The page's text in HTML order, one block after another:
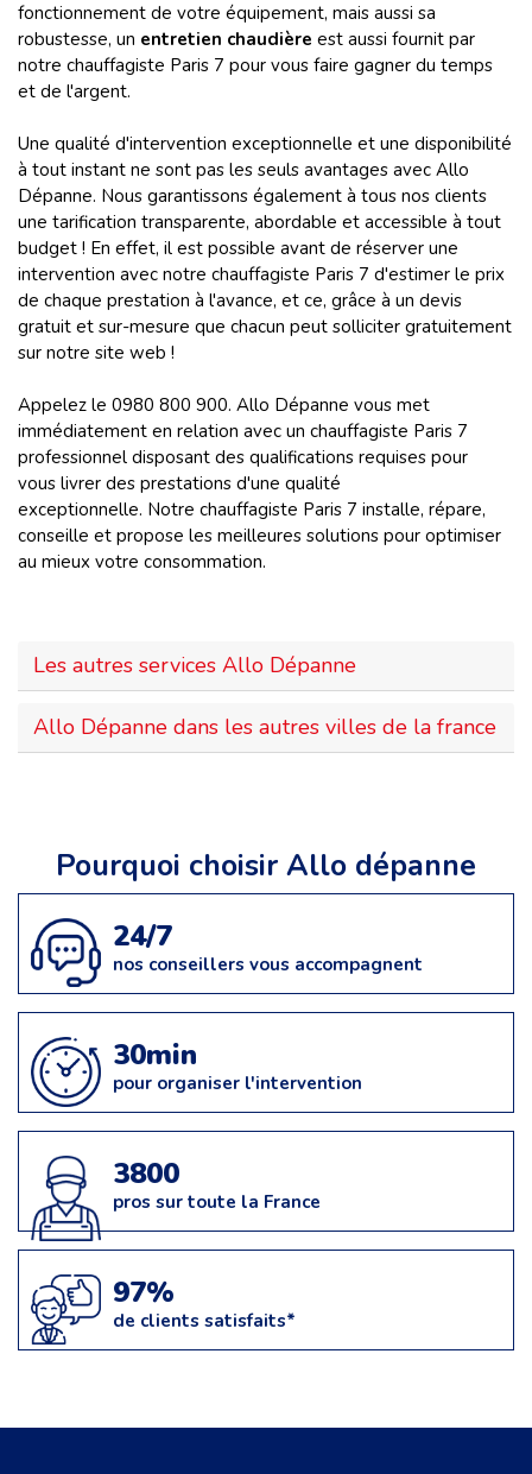
fonctionnement de votre équipement, mais aussi sa
robustesse, un entretien chaudière est aussi fournit par
notre chauffagiste Paris 7 pour vous faire gagner du temps
et de l'argent.
Une qualité d'intervention exceptionnelle et une disponibilité
à tout instant ne sont pas les seuls avantages avec Allo
Dépanne. Nous garantissons également à tous nos clients
une tarification transparente, abordable et accessible à tout
budget ! En effet, il est possible avant de réserver une
intervention avec notre chauffagiste Paris 7 d'estimer le prix
de chaque prestation à l'avance, et ce, grâce à un devis
gratuit et sur-mesure que chacun peut solliciter gratuitement
sur notre site web !
Appelez le 0980 800 900. Allo Dépanne vous met
immédiatement en relation avec un chauffagiste Paris 7
professionnel disposant des qualifications requises pour
vous livrer des prestations d'une qualité
exceptionnelle. Notre chauffagiste Paris 7 installe, répare,
conseille et propose les meilleures solutions pour optimiser
au mieux votre consommation.
Les autres services Allo Dépanne
Allo Dépanne dans les autres villes de la france
Pourquoi choisir Allo dépanne
24/7
nos conseillers vous accompagnent
30min
pour organiser l'intervention
3800
pros sur toute la France
97%
de clients satisfaits*